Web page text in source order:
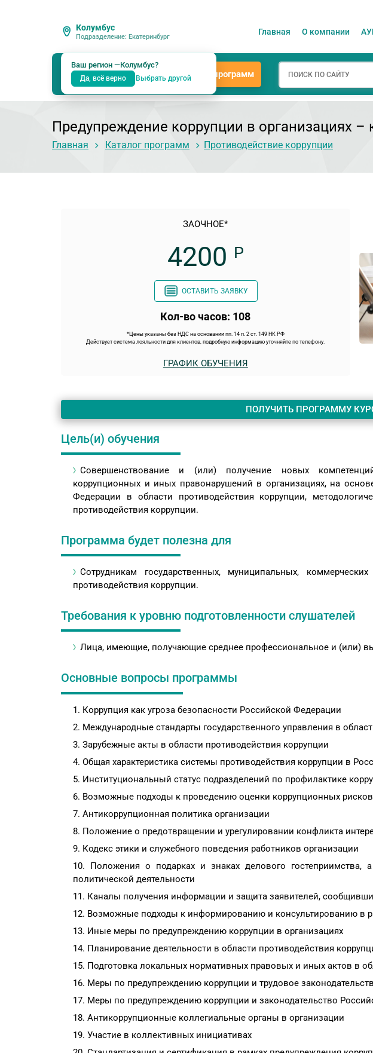
Колумбус
Подразделение: Екатеринбург
Ваш регион —Колумбус?
Да, всё верно Выбрать другой
Главная О компании
Каталог программ
Предупреждение коррупции в организациях –
Главная Каталог программ Противодействие коррупции
ЗАОЧНОЕ*
4200 Р
ОСТАВИТЬ ЗАЯВКУ
Кол-во часов: 108
*Цены указаны без НДС на основании пп. 14 п. 2 ст. 149 НК РФ
Действует система лояльности для клиентов, подробную информацию уточняйте по телефону.
ГРАФИК ОБУЧЕНИЯ
ПОЛУЧИТЬ ПРОГРАММУ
Цель(и) обучения
Совершенствование и (или) получение новых
коррупционных и иных правонарушений в организациях, на
Федерации в области противодействия коррупции,
противодействия коррупции.
Программа будет полезна для
Сотрудникам государственных, муниципальных,
противодействия коррупции.
Требования к уровню подготовленности слушателей
Лица, имеющие, получающие среднее профессиональное и (или)
Основные вопросы программы
Коррупция как угроза безопасности Российской Федерации
Международные стандарты государственного управления в
Зарубежные акты в области противодействия коррупции
Общая характеристика системы противодействия коррупции в
Институциональный статус подразделений по профилактике
Возможные подходы к проведению оценки коррупционных рисков
Антикоррупционная политика организации
Положение о предотвращении и урегулировании конфликта
Кодекс этики и служебного поведения работников организации
Положения о подарках и знаках делового гостеприимства,
политической деятельности
Каналы получения информации и защита заявителей,
Возможные подходы к информированию и консультированию в
Иные меры по предупреждению коррупции в организациях
Планирование деятельности в области противодействия
Подготовка локальных нормативных правовых и иных актов в
Меры по предупреждению коррупции и трудовое
Меры по предупреждению коррупции и законодательство
Антикоррупционные коллегиальные органы в организации
Участие в коллективных инициативах